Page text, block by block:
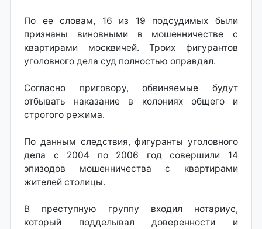
По ее словам, 16 из 19 подсудимых были
признаны виновными в мошенничестве с
квартирами москвичей. Троих фигурантов
уголовного дела суд полностью оправдал.
Согласно приговору, обвиняемые будут
отбывать наказание в колониях общего и
строгого режима.
По данным следствия, фигуранты уголовного
дела с 2004 по 2006 год совершили 14
эпизодов мошенничества с квартирами
жителей столицы.
В преступную группу входил нотариус,
который подделывал доверенности и